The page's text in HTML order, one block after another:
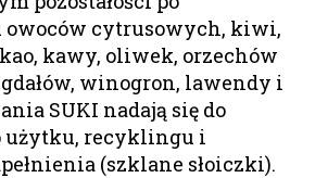
cytrusowych, kiwi,
kawy, oliwek, orzechów
winogron, lawendy i
SUKI nadają się do
użytku, recyklingu i
(szklane słoiczki).